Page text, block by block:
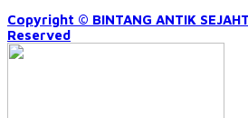
Copyright © BINTANG ANTIK
Reserved